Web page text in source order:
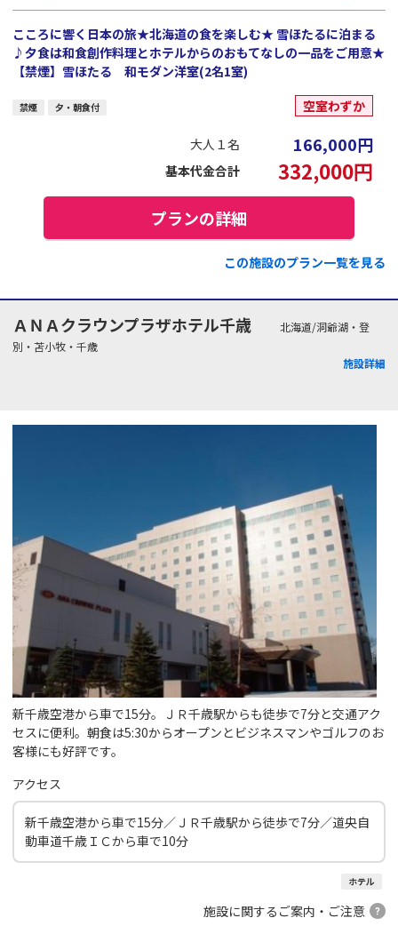
こころに響く日本の旅★北海道の食を楽しむ★ 雪ほたるに泊まる
♪夕食は和食創作料理とホテルからのおもてなしの一品をご用意★
【禁煙】雪ほたる 和モダン洋室(2名1室)
禁煙 夕・朝食付 空室わずか
大人１名 166,000円
基本代金合計 332,000円
プランの詳細
この施設のプラン一覧を見る
ＡＮＡクラウンプラザホテル千歳
北海道/洞爺湖・登
別・苫小牧・千歳
施設詳細
新千歳空港から車で15分。ＪＲ千歳駅からも徒歩で7分と交通アク
セスに便利。朝食は5:30からオープンとビジネスマンやゴルフのお
客様にも好評です。
アクセス
新千歳空港から車で15分／ＪＲ千歳駅から徒歩で7分／道央自
動車道千歳ＩＣから車で10分
ホテル
施設に関するご案内・ご注意